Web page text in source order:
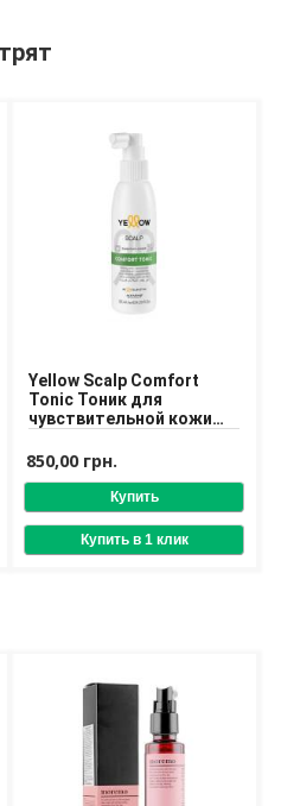
Yellow Scalp Comfort
Tonic Тоник для
чувствительной кожи
850,00 грн.